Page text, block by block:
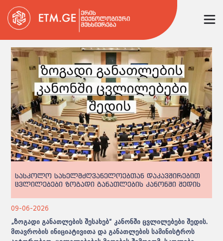
სასკოლო სახელმძღვანელოებთან დაკავშირებით
ცვლილებები ზოგადი განათლების კანონში შედის
09-06-2026
„ზოგადი განათლების შესახებ“ კანონში ცვლილებები შედის.
მთავრობის ინიციატივითა და განათლების სამინისტროს